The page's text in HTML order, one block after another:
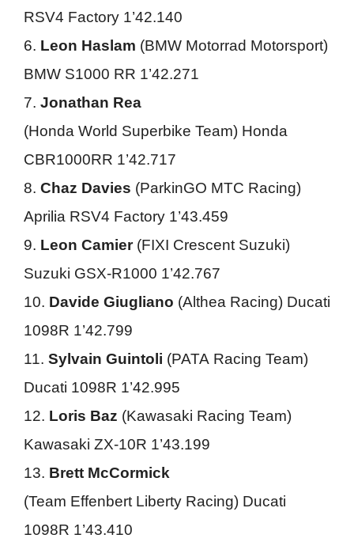
RSV4 Factory 1’42.140
6. Leon Haslam (BMW Motorrad Motorsport)
BMW S1000 RR 1’42.271
7. Jonathan Rea
(Honda World Superbike Team) Honda
CBR1000RR 1’42.717
8. Chaz Davies (ParkinGO MTC Racing)
Aprilia RSV4 Factory 1’43.459
9. Leon Camier (FIXI Crescent Suzuki)
Suzuki GSX-R1000 1’42.767
10. Davide Giugliano (Althea Racing) Ducati
1098R 1’42.799
11. Sylvain Guintoli (PATA Racing Team)
Ducati 1098R 1’42.995
12. Loris Baz (Kawasaki Racing Team)
Kawasaki ZX-10R 1’43.199
13. Brett McCormick
(Team Effenbert Liberty Racing) Ducati
1098R 1’43.410